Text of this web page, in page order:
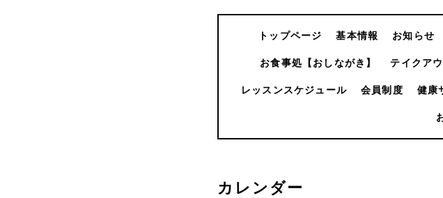
トップページ 基本情報 お知らせ
お食事処【おしながき】 テイクア
レッスンスケジュール 会員制度 健康
カレンダー